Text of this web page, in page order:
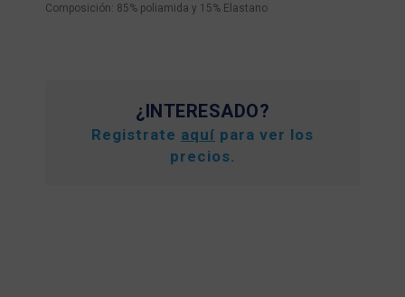
Composición: 85% poliamida y 15% Elastano
¿INTERESADO?
Registrate aquí para ver los
precios.